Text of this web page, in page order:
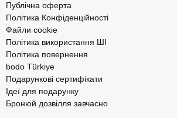
Публічна оферта
Політика Конфіденційності
Файли cookie
Політика використання ШІ
Політика повернення
bodo Türkiye
Подарункові сертифікати
Ідеї для подарунку
Бронюй дозвілля завчасно